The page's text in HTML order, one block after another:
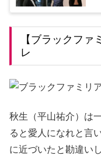
【ブラックフ
レ
秋生（平山祐介）は
ると愛人になれと言
に近づいたと勘違い